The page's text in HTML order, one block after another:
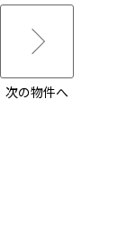
次の物件へ